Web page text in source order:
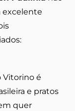
excelente
Vitorino é
e pratos
quer